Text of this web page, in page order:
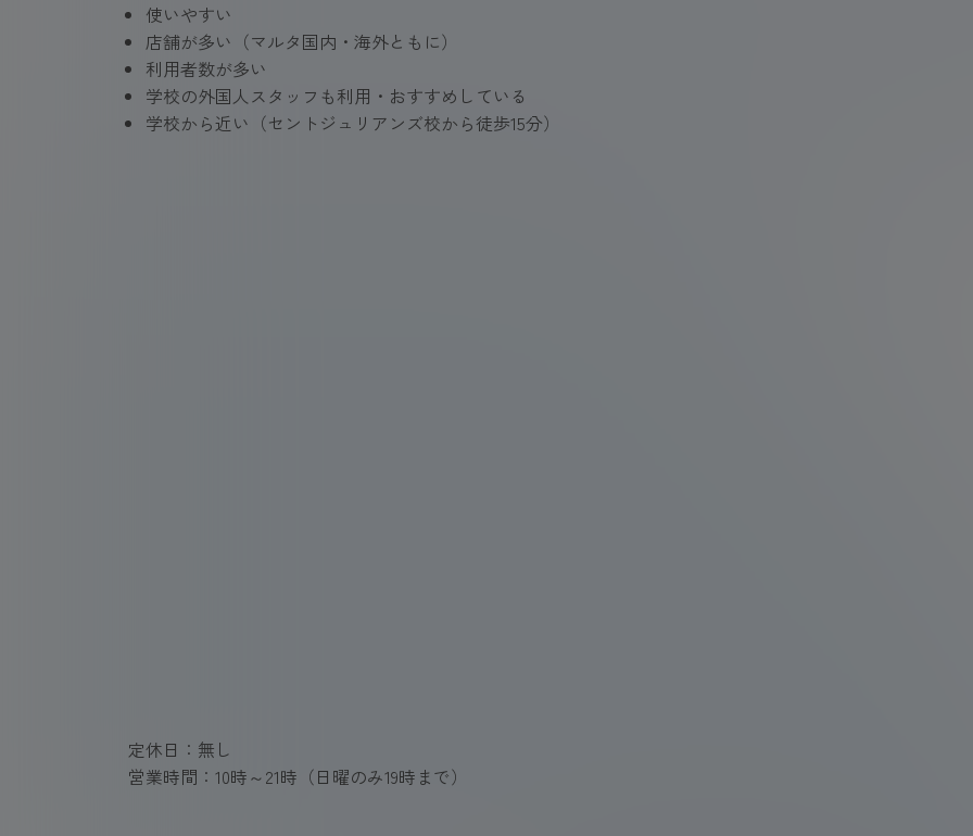
使いやすい
店舗が多い（マルタ国内・海外ともに）
利用者数が多い
学校の外国人スタッフも利用・おすすめしている
学校から近い（セントジュリアンズ校から徒歩15分）
定休日：無し
営業時間：10時～21時（日曜のみ19時まで）